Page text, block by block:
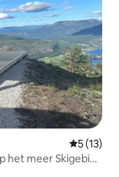
5 (13)
het meer Skigebied